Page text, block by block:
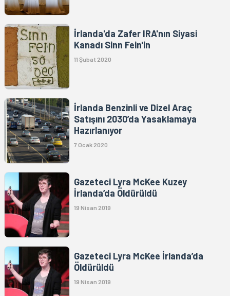
İrlanda'da Zafer IRA'nın Siyasi
Kanadı Sinn Fein'in
11 Şubat 2020
İrlanda Benzinli ve Dizel Araç
Satışını 2030’da Yasaklamaya
Hazırlanıyor
7 Ocak 2020
Gazeteci Lyra McKee Kuzey
İrlanda’da Öldürüldü
19 Nisan 2019
Gazeteci Lyra McKee İrlanda’da
Öldürüldü
19 Nisan 2019